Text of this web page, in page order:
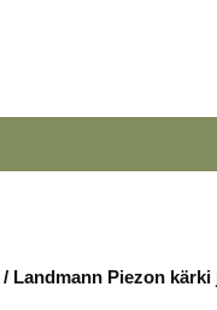
/ Landmann Piezon